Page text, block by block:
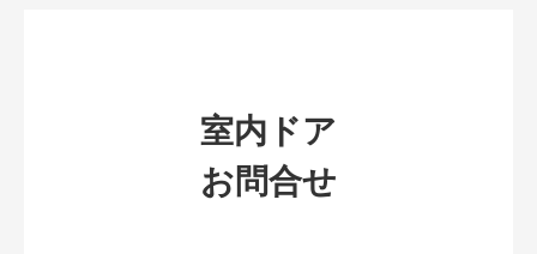
室内ドア
お問合せ